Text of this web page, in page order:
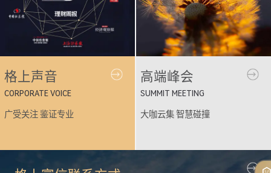
格上声音
CORPORATE VOICE
广受关注 鉴证专业
高端峰会
SUMMIT MEETING
大咖云集 智慧碰撞